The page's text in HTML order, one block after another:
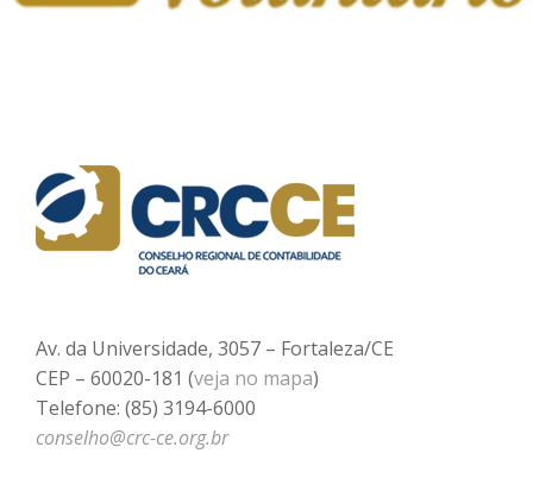
Av. da Universidade, 3057 – Fortaleza/CE
CEP – 60020-181 (veja no mapa)
Telefone: (85) 3194-6000
conselho@crc-ce.org.br